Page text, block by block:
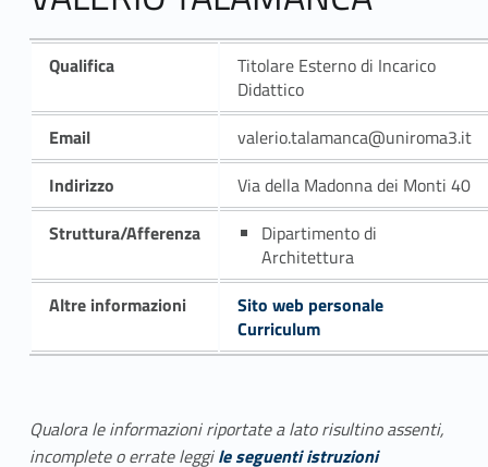
Qualifica
Titolare Esterno di Incarico
Didattico
Email
valerio.talamanca@uniroma3.it
Indirizzo
Via della Madonna dei Monti 40
Struttura/Afferenza
Dipartimento di
Architettura
Altre informazioni
Sito web personale
Curriculum
Qualora le informazioni riportate a lato risultino assenti,
incomplete o errate leggile seguenti istruzioni